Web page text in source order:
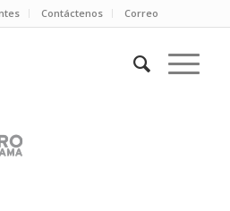
Contáctenos Correo